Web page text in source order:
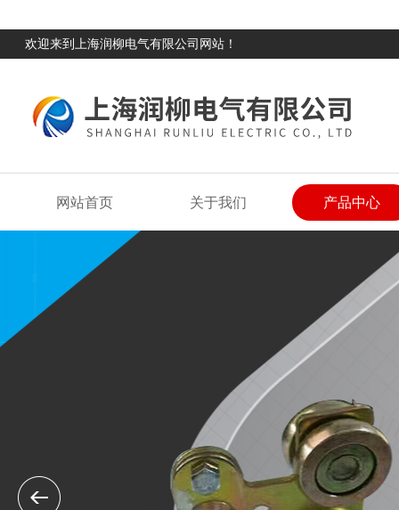
欢迎来到上海润柳电气有限公司网站！
网站首页 关于我们 产品中心